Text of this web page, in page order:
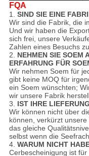
FQA
1. SIND SIE EINE
Wir sind die Fabrik, die
Und wir haben die
sich frei, unsere
Zahlen eines Besuchs
2. NEHMEN SIE SOEM
ERFAHRUNG FÜR
Wir nehmen Soem für
gibt keine MOQ für
ein Soem wünschten;
wir unsere Fabrik
3. IST IHRE
Wir können nicht über
können, verkürzt
das gleiche
selbst wenn die
4. WARUM NICHT
Cerbescheinigung ist